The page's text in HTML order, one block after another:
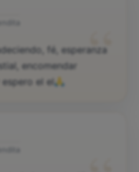
“
fé, esperanza
encomendar
el el